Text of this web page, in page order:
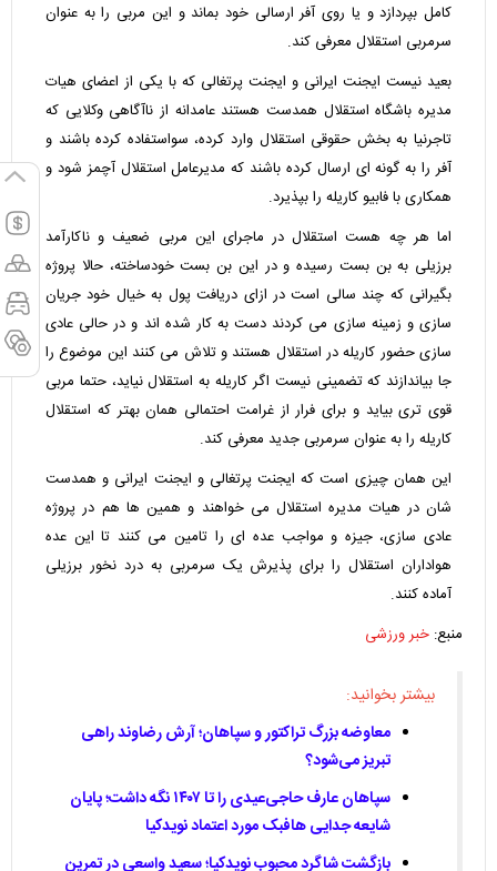
کامل بپردازد و یا روی آفر ارسالی خود بماند و این مربی را به عنوان
سرمربی استقلال معرفی کند.
بعید نیست ایجنت ایرانی و ایجنت پرتغالی که با یکی از اعضای هیات
مدیره باشگاه استقلال همدست هستند عامدانه از ناآگاهی وکلایی که
تاجرنیا به بخش حقوقی استقلال وارد کرده، سواستفاده کرده باشند و
آفر را به گونه ای ارسال کرده باشند که مدیرعامل استقلال آچمز شود و
همکاری با فابیو کاریله را بپذیرد.
اما هر چه هست استقلال در ماجرای این مربی ضعیف و ناکارآمد
برزیلی به بن بست رسیده و در این بن بست خودساخته، حالا پروژه
بگیرانی که چند سالی است در ازای دریافت پول به خیال خود جریان
سازی و زمینه سازی می کردند دست به کار شده اند و در حالی عادی
سازی حضور کاریله در استقلال هستند و تلاش می کنند این موضوع را
جا بیاندازند که تضمینی نیست اگر کاریله به استقلال نیاید، حتما مربی
قوی تری بیاید و برای فرار از غرامت احتمالی همان بهتر که استقلال
کاریله را به عنوان سرمربی جدید معرفی کند.
این همان چیزی است که ایجنت پرتغالی و ایجنت ایرانی و همدست
شان در هیات مدیره استقلال می خواهند و همین ها هم در پروژه
عادی سازی، جیزه و مواجب عده ای را تامین می کنند تا این عده
هواداران استقلال را برای پذیرش یک سرمربی به درد نخور برزیلی
آماده کنند.
منبع: خبر ورزشی
بیشتر بخوانید:
معاوضه بزرگ تراکتور و سپاهان؛ آرش رضاوند راهی
تبریز می‌شود؟
سپاهان عارف حاجی‌عیدی را تا ۱۴۰۷ نگه داشت؛ پایان
شایعه جدایی هافبک مورد اعتماد نویدکیا
بازگشت شاگرد محبوب نویدکیا؛ سعید واسعی در تمرین